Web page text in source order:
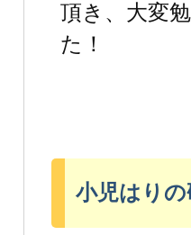
頂き、大変
た！
小児はり